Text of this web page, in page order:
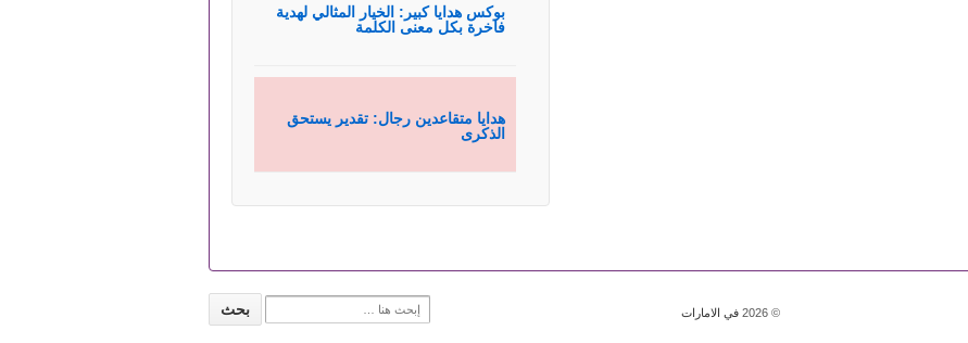
بوكس هدايا كبير: الخيار المثالي لهدية
فاخرة بكل معنى الكلمة
هدايا متقاعدين رجال: تقدير يستحق
الذكرى
Search for:
© 2026 في الامارات